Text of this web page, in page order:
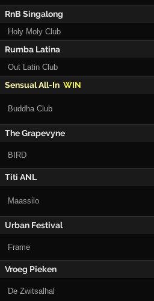
RnB Singalong
Holy Moly Club
Rumba Latina
Out Latin Club
Sensual All-In WIN
Buddha Club
The Grapevyne
BIRD
Titi ANL
Maassilo
Urban Festival
Frame
Vroeg Pieken
De Zwitsalhal